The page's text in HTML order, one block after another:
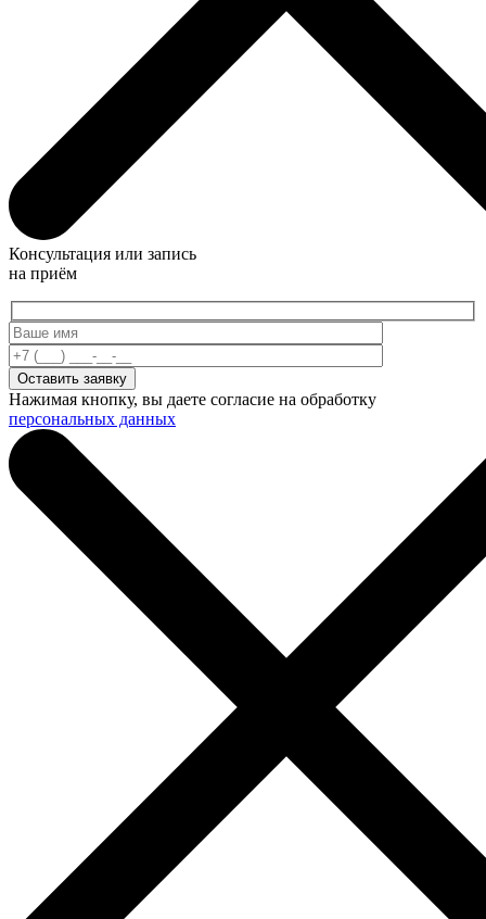
Консультация или запись
на приём
Нажимая кнопку, вы даете согласие на обработку
персональных данных